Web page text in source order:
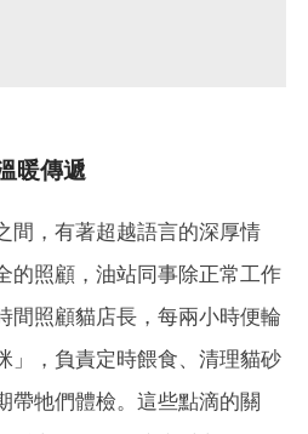
暖傳遞
間，有著超越語言的深厚情
的照顧，油站同事除正常工作
間照顧貓店長，每兩小時便輪
」，負責定時餵食、清理貓砂
帶牠們體檢。這些點滴的關